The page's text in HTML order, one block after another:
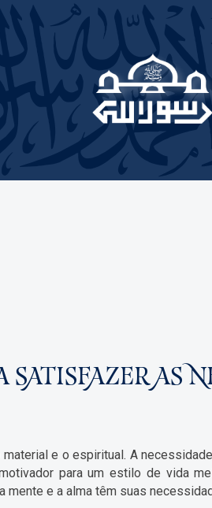
SATISFAZER AS
e o espiritual. A
para um estilo de vida
e a alma têm suas